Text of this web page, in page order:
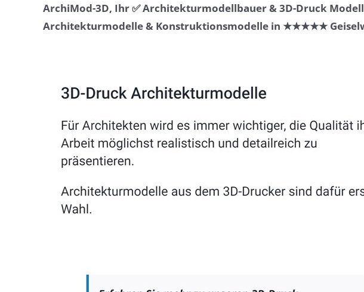
ArchiMod-3D, Ihr ✅ Architekturmodellbauer & 3D-Druck
Architekturmodelle & Konstruktionsmodelle in ★★★★★